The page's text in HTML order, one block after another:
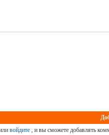
войдите, и вы сможете добавлять